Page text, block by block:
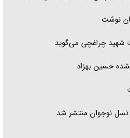
نوشت
شهید چراغچی می‌گوید
حسین بهزاد
نسل نوجوان منتشر شد